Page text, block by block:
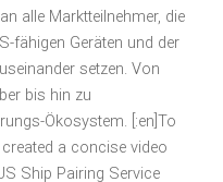
alle Marktteilnehmer, die
fähigen Geräten und der
setzen. Von
bis hin zu
Ökosystem. [:en]To
created a concise video
Ship Pairing Service